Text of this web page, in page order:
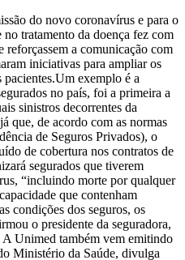
do novo coronavírus e para o
no tratamento da doença fez com
reforçassem a comunicação com
iniciativas para ampliar os
pacientes.Um exemplo é a
no país, foi a primeira a
sinistros decorrentes da
que, de acordo com as normas
de Seguros Privados), o
de cobertura nos contratos de
segurados que tiverem
“incluindo morte por qualquer
que contenham
condições dos seguros, os
o presidente da seguradora,
Unimed também vem emitindo
Ministério da Saúde, divulga